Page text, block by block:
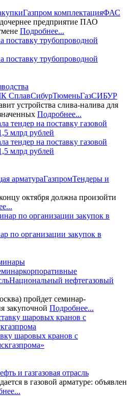
Газпром комплектацияФАС
предприятие ПАО
Подробнее...
поставку трубопроводной
СплавСибурТюменьГазСИБУР
устройства слива-налива для
Подробнее...
тендер на поставку газовой
млрд рублей
арматураГазпромТендеры и
октября должна произойти
по организации закупок в
корпоративные
Национальный нефтегазовый
пройдет семинар-
закупочной Подробнее...
шаровых кранов с
и газгазовая отрасль
в газовой арматуре: объявлен